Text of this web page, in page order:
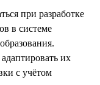
при разработке
в системе
их
с учётом